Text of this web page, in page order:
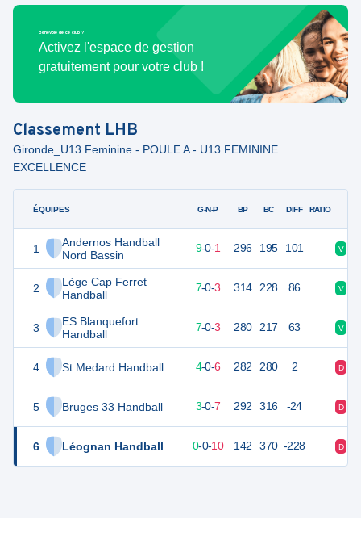
Bénévole de ce club ?
Activez l'espace de gestion
gratuitement pour votre club !
Classement LHB
Gironde_U13 Feminine - POULE A - U13 FEMININE
EXCELLENCE
ÉQUIPES
1
Andernos Handball
Nord Bassin
2
Lège Cap Ferret
Handball
3
ES Blanquefort
Handball
4 St Medard Handball
5 Bruges 33 Handball
6 Léognan Handball
G-N-P BP BC DIFF RATIO
28 9-0-1 296 195 101 V
24 7-0-3 314 228 86 V
7-0-3 280 217 63 V
18 4-0-6 282 280 2 D
16 3-0-7 292 316 -24 D
9 0-0-10 142 370 -228 D